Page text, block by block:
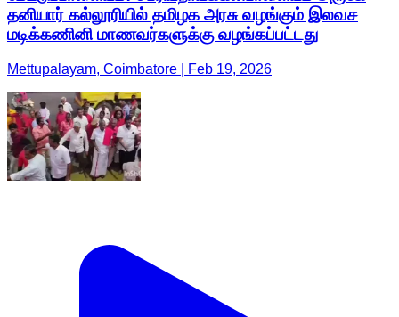
தனியார் கல்லூரியில் தமிழக அரசு வழங்கும் இலவச
மடிக்கணினி மாணவர்களுக்கு வழங்கப்பட்டது
Mettupalayam, Coimbatore | Feb 19, 2026